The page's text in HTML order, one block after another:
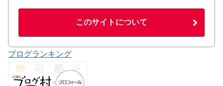
このサイトについて
ブログランキング